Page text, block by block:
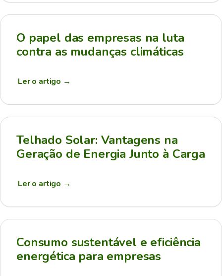
O papel das empresas na luta
contra as mudanças climáticas
Ler o artigo →
Telhado Solar: Vantagens na
Geração de Energia Junto à Carga
Ler o artigo →
Consumo sustentável e eficiência
energética para empresas